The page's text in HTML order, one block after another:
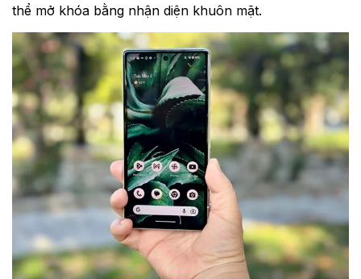
thể mở khóa bằng nhận diện khuôn mặt.